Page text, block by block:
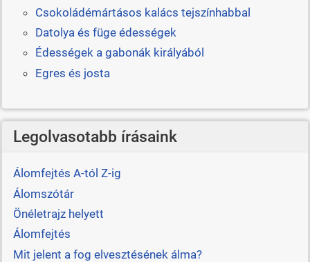
Csokoládémártásos kalács tejszínhabbal
Datolya és füge édességek
Édességek a gabonák királyából
Egres és josta
Legolvasotabb írásaink
Álomfejtés A-tól Z-ig
Álomszótár
Önéletrajz helyett
Álomfejtés
Mit jelent a fog elvesztésének álma?